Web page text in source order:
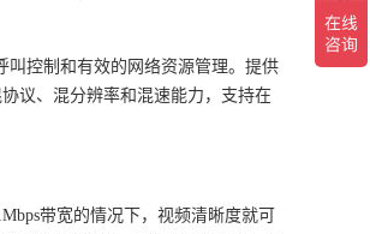
叫控制和有效的网络资源管理。提供
议、混分辨率和混速能力，支持在
带宽的情况下，视频清晰度就可